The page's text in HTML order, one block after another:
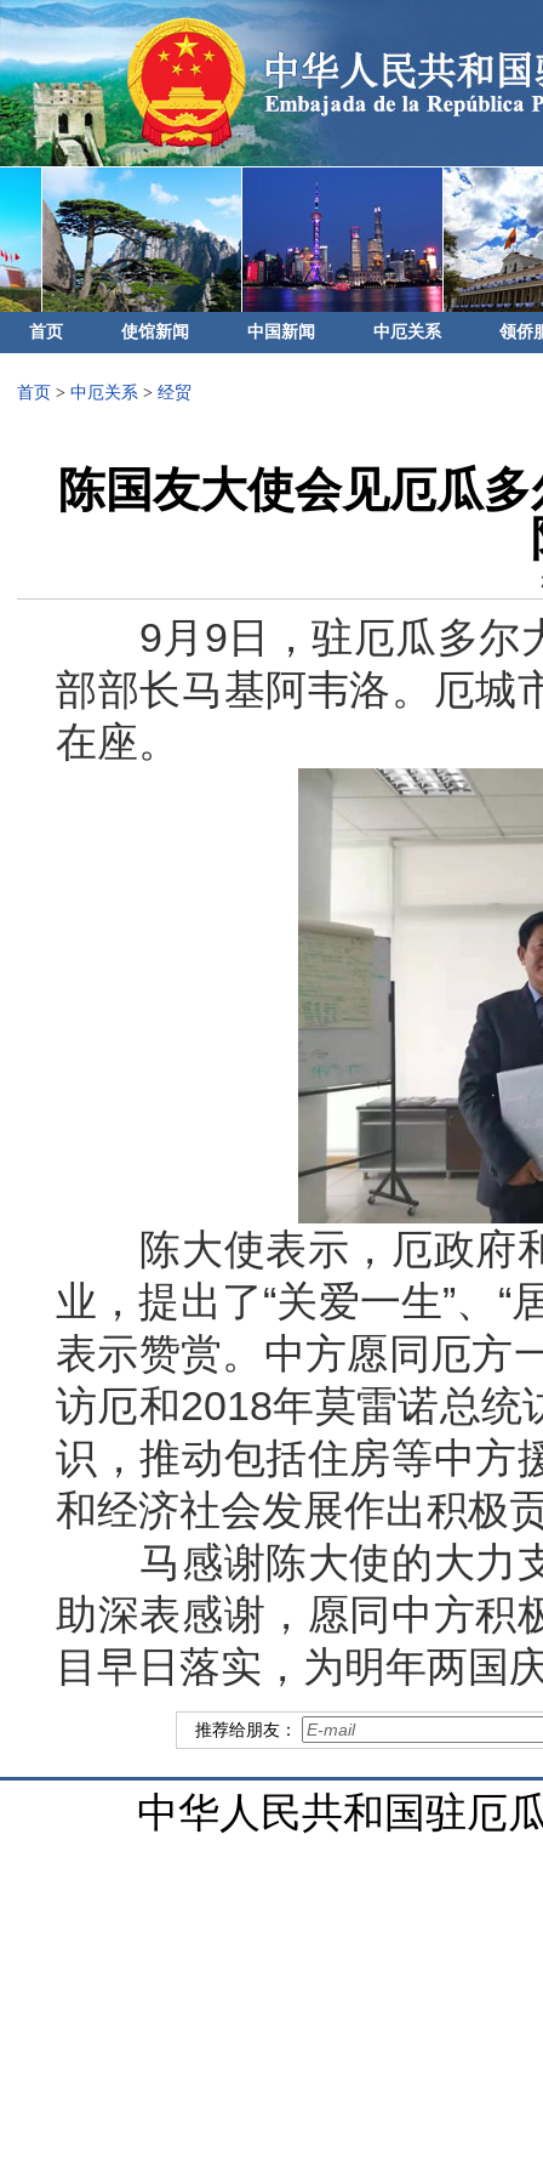
首页 使馆新闻 中国新闻 中厄关系 领侨
首页 > 中厄关系 > 经贸
陈国友大使会见厄瓜
9月9日，驻厄瓜多尔
部部长马基阿韦洛。厄城
在座。
陈大使表示，厄政府和
业，提出了“关爱一生”、
表示赞赏。中方愿同厄方
访厄和2018年莫雷诺总统
识，推动包括住房等中方
和经济社会发展作出积极
马感谢陈大使的大力支
助深表感谢，愿同中方积
目早日落实，为明年两国
推荐给朋友：
中华人民共和国驻厄